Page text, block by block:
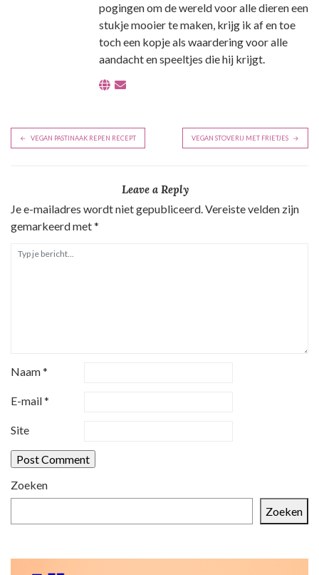
pogingen om de wereld voor alle dieren een
stukje mooier te maken, krijg ik af en toe
toch een kopje als waardering voor alle
aandacht en speeltjes die hij krijgt.
B
c
h
a
t
e
VEGAN PASTINAAK REPEN RECEPT VEGAN STOVERIJ MET FRIETJES
Leave a Reply
Je e-mailadres wordt niet gepubliceerd.Vereiste velden zijn
gemarkeerd met*
Naam*
E-mail*
Site
Zoeken
Zoeken